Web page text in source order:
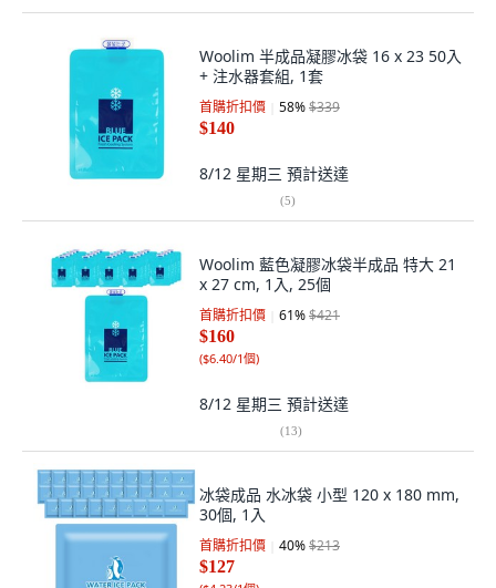
Woolim 半成品凝膠冰袋 16 x 23 50入
+ 注水器套組, 1套
首購折扣價 58%$339
$140
8/12 星期三 預計送達
(5)
Woolim 藍色凝膠冰袋半成品 特大 21
x 27 cm, 1入, 25個
首購折扣價 61%$421
$160
($6.40/1個)
8/12 星期三 預計送達
(13)
冰袋成品 水冰袋 小型 120 x 180 mm,
30個, 1入
首購折扣價 40%$213
$127